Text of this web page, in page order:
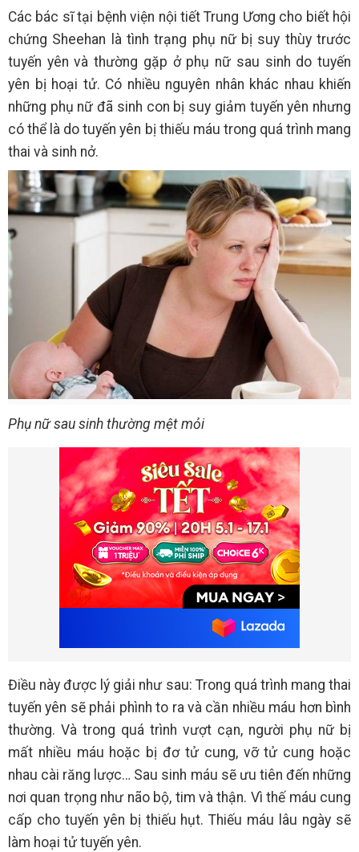
Các bác sĩ tại bệnh viện nội tiết Trung Ương cho biết hội
chứng Sheehan là tình trạng phụ nữ bị suy thùy trước
tuyến yên và thường gặp ở phụ nữ sau sinh do tuyến
yên bị hoại tử. Có nhiều nguyên nhân khác nhau khiến
những phụ nữ đã sinh con bị suy giảm tuyến yên nhưng
có thể là do tuyến yên bị thiếu máu trong quá trình mang
thai và sinh nở.
Phụ nữ sau sinh thường mệt mỏi
Điều này được lý giải như sau: Trong quá trình mang thai
tuyến yên sẽ phải phình to ra và cần nhiều máu hơn bình
thường. Và trong quá trình vượt cạn, người phụ nữ bị
mất nhiều máu hoặc bị đơ tử cung, vỡ tử cung hoặc
nhau cài răng lược… Sau sinh máu sẽ ưu tiên đến những
nơi quan trọng như não bộ, tim và thận. Vì thế máu cung
cấp cho tuyến yên bị thiếu hụt. Thiếu máu lâu ngày sẽ
làm hoại tử tuyến yên.